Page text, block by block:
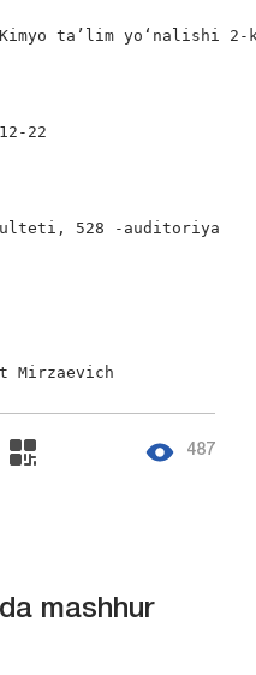
ta’lim yoʻnalishi 2-
22
528 -auditoriya
Mirzaevich
487
mashhur